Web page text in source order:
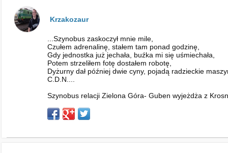
Krzakozaur
...Szynobus zaskoczył mnie mile,
Czułem adrenalinę, stałem tam ponad godzinę,
Gdy jednostka już jechała, buźka mi się uśmiechała,
Potem strzeliłem fotę dostałem robotę,
Dyżurny dał później dwie cyny, pojadą radzieckie
C.D.N....
Szynobus relacji Zielona Góra- Guben wyjeżdża z